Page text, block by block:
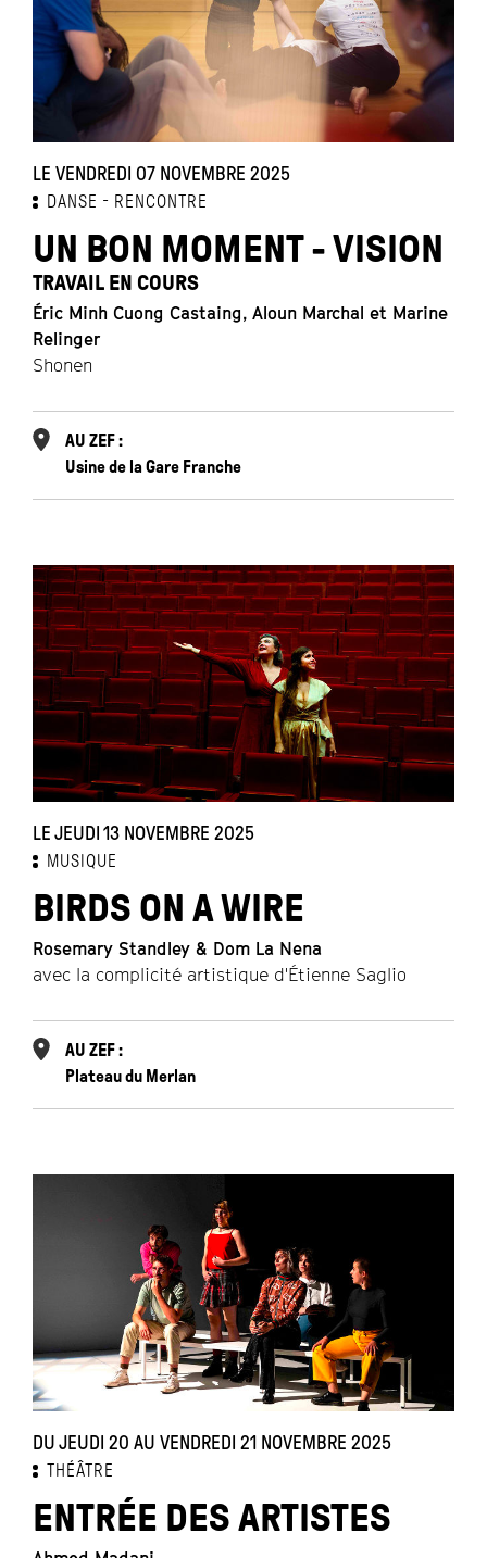
LE VENDREDI 07 NOVEMBRE 2025
DANSE RENCONTRE
UN BON MOMENT - VISION
TRAVAIL EN COURS
Éric Minh Cuong Castaing, Aloun Marchal et Marine
Relinger
Shonen
AU ZEF :
Usine de la Gare Franche
LE JEUDI 13 NOVEMBRE 2025
MUSIQUE
BIRDS ON A WIRE
Rosemary Standley & Dom La Nena
avec la complicité artistique d'Étienne Saglio
AU ZEF :
Plateau du Merlan
DU JEUDI 20 AU VENDREDI 21 NOVEMBRE 2025
THÉÂTRE
ENTRÉE DES ARTISTES